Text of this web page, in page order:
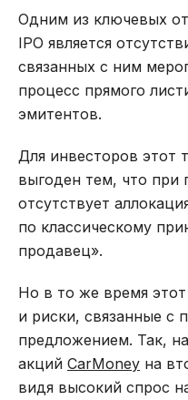
Одним из ключевых
IPO является
связанных с ним
процесс прямого
эмитентов.
Для инвесторов этот
выгоден тем, что при
отсутствует
по классическому
продавец».
Но в то же время
и риски, связанные с
предложением. Так,
акций CarMoney на
видя высокий спрос